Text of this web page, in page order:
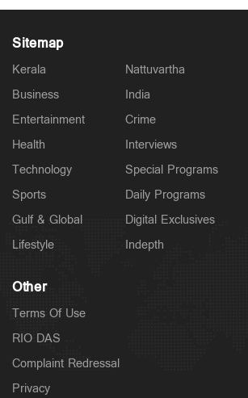
Sitemap
Kerala
Business
Entertainment
Health
Technology
Sports
Gulf & Global
Lifestyle
Nattuvartha
India
Crime
Interviews
Special Programs
Daily Programs
Digital Exclusives
Indepth
Other
Terms Of Use
RIO DAS
Complaint Redressal
Privacy